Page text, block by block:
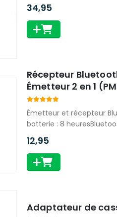
2.00out of 5
34,95
Récepteur
Émetteur 2 en 1
Émetteur et récepteur
batterie : 8
12,95
Adaptateur de